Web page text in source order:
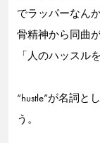
でラッパーなん
骨精神から同曲
「人のハッスル
“hustle”が名詞
う。